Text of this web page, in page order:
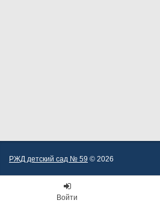
РЖД детский сад № 59 © 2026
Войти